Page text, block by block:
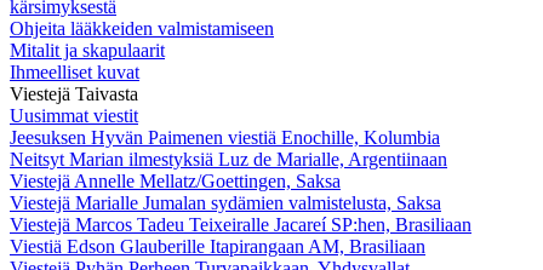
kärsimyksestä
Ohjeita lääkkeiden valmistamiseen
Mitalit ja skapulaarit
Ihmeelliset kuvat
Viestejä Taivasta
Uusimmat viestit
Jeesuksen Hyvän Paimenen viestiä Enochille, Kolumbia
Neitsyt Marian ilmestyksiä Luz de Marialle, Argentiinaan
Viestejä Annelle Mellatz/Goettingen, Saksa
Viestejä Marialle Jumalan sydämien valmistelusta, Saksa
Viestejä Marcos Tadeu Teixeiralle Jacareí SP:hen, Brasiliaan
Viestiä Edson Glauberille Itapirangaan AM, Brasiliaan